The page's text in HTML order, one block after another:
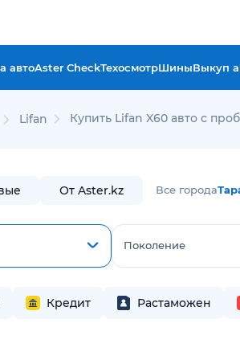
автоAster CheckТехосмотрШиныВыкуп
Lifan Купить Lifan X60 авто с
От Aster.kz Все города
Поколение
Кредит Растаможен